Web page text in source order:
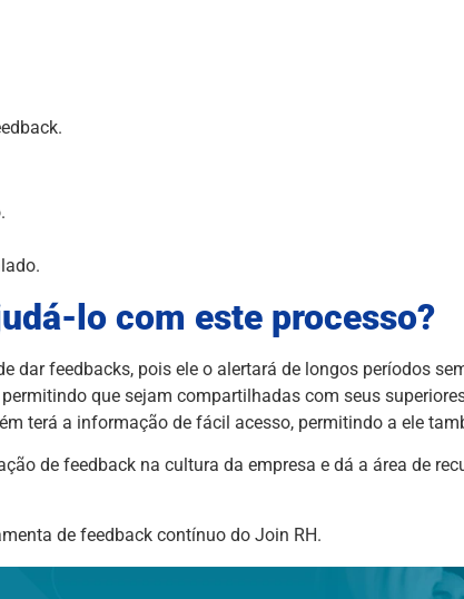
lo com este processo?
dar feedbacks, pois ele o alertará de longos períodos
que sejam compartilhadas com seus
terá a informação de fácil acesso, permitindo a ele
de feedback na cultura da empresa e dá a área de
de feedback contínuo do Join RH.